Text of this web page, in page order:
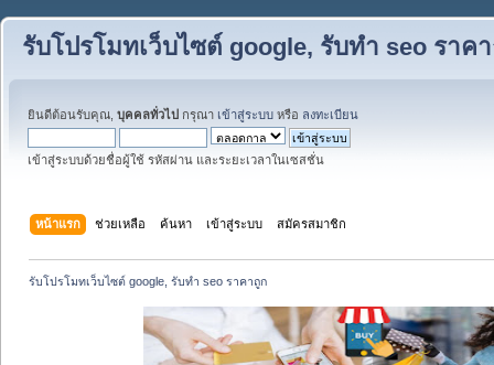
รับโปรโมทเว็บไซต์ google, รับทำ seo ราค
ยินดีต้อนรับคุณ, บุคคลทั่วไป กรุณา เข้าสู่ระบบ หรือ ลงทะเบียน
เข้าสู่ระบบด้วยชื่อผู้ใช้ รหัสผ่าน และระยะเวลาในเซสชั่น
หน้าแรก ช่วยเหลือ ค้นหา เข้าสู่ระบบ สมัครสมาชิก
รับโปรโมทเว็บไซต์ google, รับทำ seo ราคาถูก